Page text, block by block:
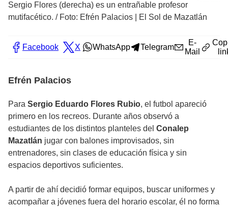
Sergio Flores (derecha) es un entrañable profesor
mutifacético. / Foto: Efrén Palacios | El Sol de Mazatlán
Facebook X WhatsApp Telegram
E-
Mail
Efrén Palacios
Para Sergio Eduardo Flores Rubio, el futbol apareció
primero en los recreos. Durante años observó a
estudiantes de los distintos planteles del Conalep
Mazatlán jugar con balones improvisados, sin
entrenadores, sin clases de educación física y sin
espacios deportivos suficientes.
A partir de ahí decidió formar equipos, buscar uniformes y
acompañar a jóvenes fuera del horario escolar, él no forma